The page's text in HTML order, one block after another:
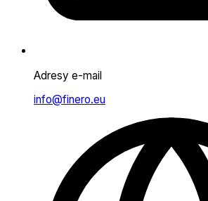
Adresy e-mail
info@finero.eu